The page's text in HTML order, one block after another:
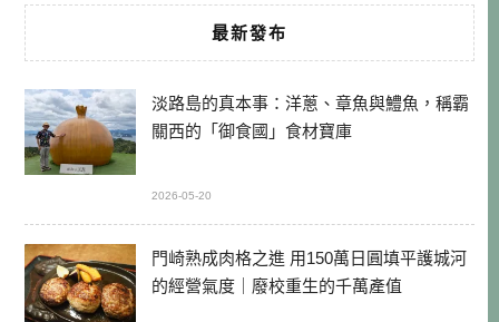
最新發布
淡路島的真本事：洋蔥、章魚與鱧魚，稱霸
關西的「御食國」食材寶庫
2026-05-20
門崎熟成肉格之進 用150萬日圓填平護城河
的經營氣度｜廢校重生的千萬產值